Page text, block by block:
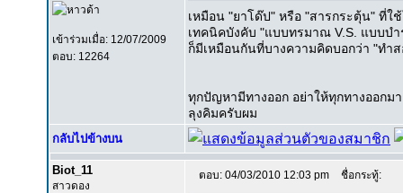
เข้าร่วมเมื่อ: 12/07/2009
ตอบ: 12264
เหมือน "ยาโด๊ป" หรือ "สารกระตุ้น" ที่
เทคนิคบังคับ "แบบทรมาณ V.S. แบบบำ
ก็มีเหมือนกันที่บางความคิดบอกว่า "ทำ
ทุกปัญหามีทางออก อย่าให้ทุกทางออกม
ลุงคิมครับผม
กลับไปข้างบน
Biot_11
สาวดอง
ตอบ: 04/03/2010 12:03 pm ชื่อกระทู้: